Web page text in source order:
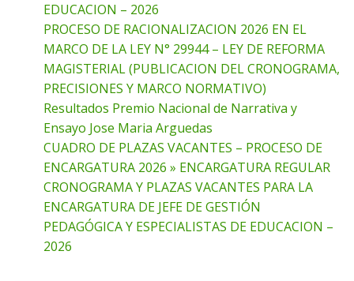
EDUCACION – 2026
PROCESO DE RACIONALIZACION 2026 EN EL
MARCO DE LA LEY N° 29944 – LEY DE REFORMA
MAGISTERIAL (PUBLICACION DEL CRONOGRAMA,
PRECISIONES Y MARCO NORMATIVO)
Resultados Premio Nacional de Narrativa y
Ensayo Jose Maria Arguedas
CUADRO DE PLAZAS VACANTES – PROCESO DE
ENCARGATURA 2026 » ENCARGATURA REGULAR
CRONOGRAMA Y PLAZAS VACANTES PARA LA
ENCARGATURA DE JEFE DE GESTIÓN
PEDAGÓGICA Y ESPECIALISTAS DE EDUCACION –
2026